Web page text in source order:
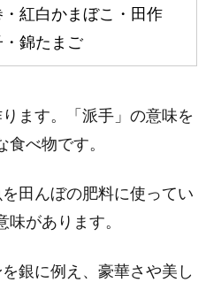
紅白かまぼこ・田作
・錦たまご
ます。「派手」の意味を
べ物です。
田んぼの肥料に使ってい
があります。
銀に例え、豪華さや美し